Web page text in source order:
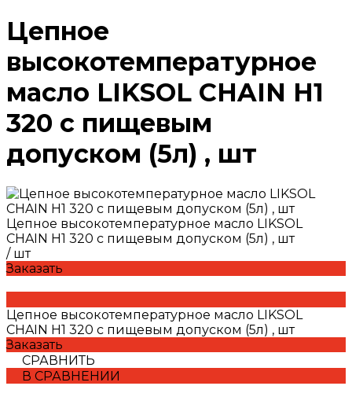
Цепное
высокотемпературное
масло LIKSOL CHAIN H1
320 с пищевым
допуском (5л) , шт
Цепное высокотемпературное масло LIKSOL
CHAIN H1 320 с пищевым допуском (5л) , шт
/ шт
Заказать
Цепное высокотемпературное масло LIKSOL
CHAIN H1 320 с пищевым допуском (5л) , шт
Заказать
СРАВНИТЬ
В СРАВНЕНИИ